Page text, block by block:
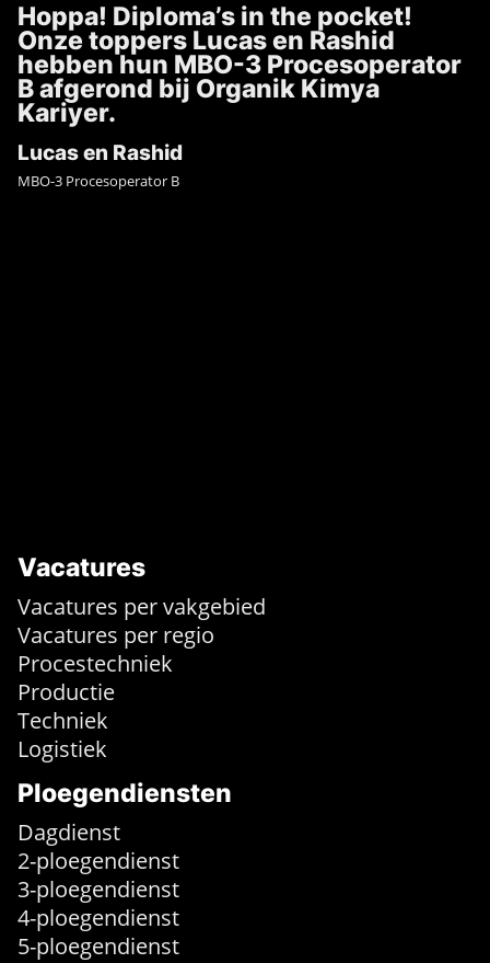
Hoppa! Diploma’s in the pocket!
Onze toppers Lucas en Rashid
hebben hun MBO-3 Procesoperator
B afgerond bij Organik Kimya
Kariyer.
Lucas en Rashid
MBO-3 Procesoperator B
Vacatures
Vacatures per vakgebied
Vacatures per regio
Procestechniek
Productie
Techniek
Logistiek
Ploegendiensten
Dagdienst
2-ploegendienst
3-ploegendienst
4-ploegendienst
5-ploegendienst